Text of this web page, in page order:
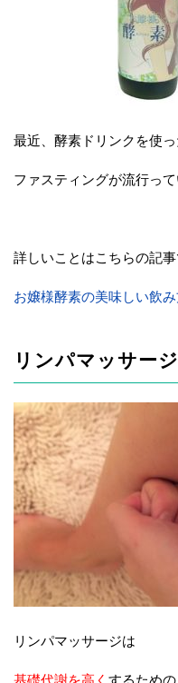
最近、酵素ドリンクを使っ
ファスティングが流行って
詳しいことはこちらの記
お嬢様酵素の美味しい飲
リンパマッサージ
リンパマッサージは
基礎代謝を高く するための